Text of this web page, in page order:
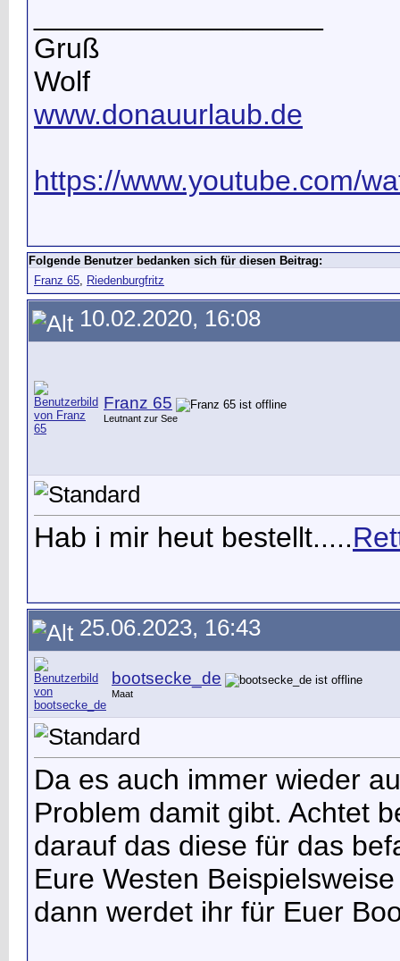
Gruß
Wolf
www.donauurlaub.de
https://www.youtube.com/
Folgende Benutzer bedanken sich für diesen Beitrag:
Franz 65, Riedenburgfritz
10.02.2020, 16:08
Franz 65
Leutnant zur See
Hab i mir heut bestellt.....
25.06.2023, 16:43
bootsecke_de
Maat
Da es auch immer wieder
Problem damit gibt. Achtet
darauf das diese für das
Eure Westen
dann werdet ihr für Euer